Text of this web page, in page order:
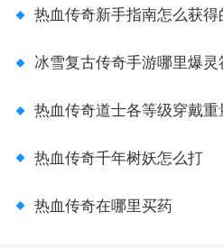
热血传奇新手指南怎么获得
冰雪复古传奇手游哪里爆灵
热血传奇道士各等级穿戴重
热血传奇千年树妖怎么打
热血传奇在哪里买药